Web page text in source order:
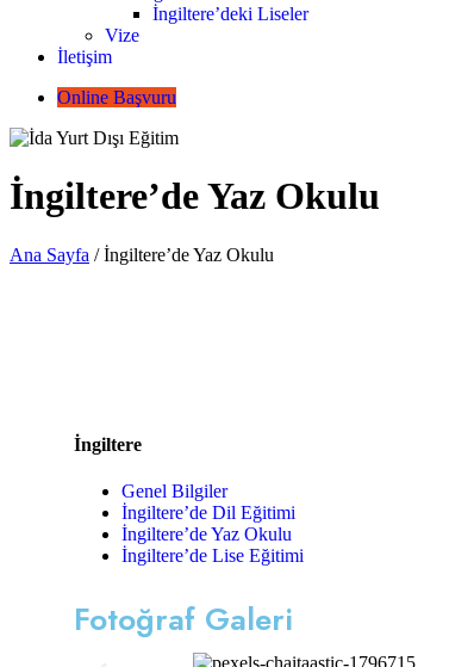
İngiltere’deki Liseler
Vize
İletişim
Online Başvuru
İngiltere’de Yaz Okulu
Ana Sayfa / İngiltere’de Yaz Okulu
İngiltere
Genel Bilgiler
İngiltere’de Dil Eğitimi
İngiltere’de Yaz Okulu
İngiltere’de Lise Eğitimi
Fotoğraf Galeri